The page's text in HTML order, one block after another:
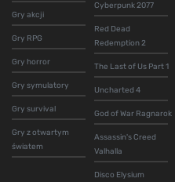
Gry akcji
Gry RPG
Gry horror
Gry symulatory
Gry survival
Gry z otwartym
światem
Cyberpunk 2077
Red Dead
Redemption 2
The Last of Us Part 1
Uncharted 4
God of War Ragnarok
Assassin's Creed
Valhalla
Disco Elysium